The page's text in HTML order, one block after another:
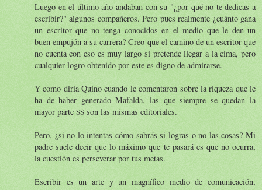
Luego en el último año andaban con su "¿por qué no te dedicas a
escribir?" algunos compañeros. Pero pues realmente ¿cuánto gana
un escritor que no tenga conocidos en el medio que le den un
buen empujón a su carrera? Creo que el camino de un escritor que
no cuenta con eso es muy largo si pretende llegar a la cima, pero
cualquier logro obtenido por este es digno de admirarse.
Y como diría Quino cuando le comentaron sobre la riqueza que le
ha de haber generado Mafalda, las que siempre se quedan la
mayor parte $$ son las mismas editoriales.
Pero, ¿si no lo intentas cómo sabrás si logras o no las cosas? Mi
padre suele decir que lo máximo que te pasará es que no ocurra,
la cuestión es perseverar por tus metas.
Escribir es un arte y un magnífico medio de comunicación,